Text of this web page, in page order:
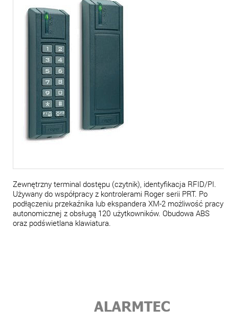
Zewnętrzny terminal dostępu (czytnik), identyfikacja RFID/PI.
Używany do współpracy z kontrolerami Roger serii PRT. Po
podłączeniu przekaźnika lub ekspandera XM-2 możliwość pracy
autonomicznej z obsługą 120 użytkowników. Obudowa ABS
oraz podświetlana klawiatura.